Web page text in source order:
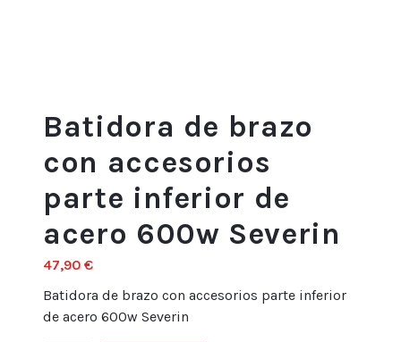
Batidora de brazo
con accesorios
parte inferior de
acero 600w Severin
47,90 €
Batidora de brazo con accesorios parte inferior
de acero 600w Severin